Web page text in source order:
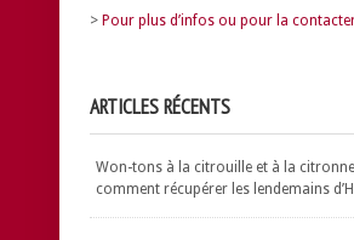
> Pour plus d’infos ou pour la
ARTICLES RÉCENTS
Won-tons à la citrouille et à la
comment récupérer les lendemains